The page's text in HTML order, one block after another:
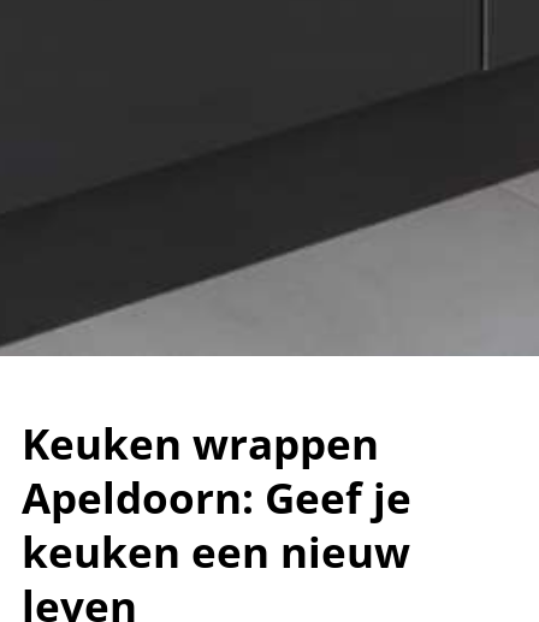
Keuken wrappen
Apeldoorn: Geef je
keuken een nieuw
leven